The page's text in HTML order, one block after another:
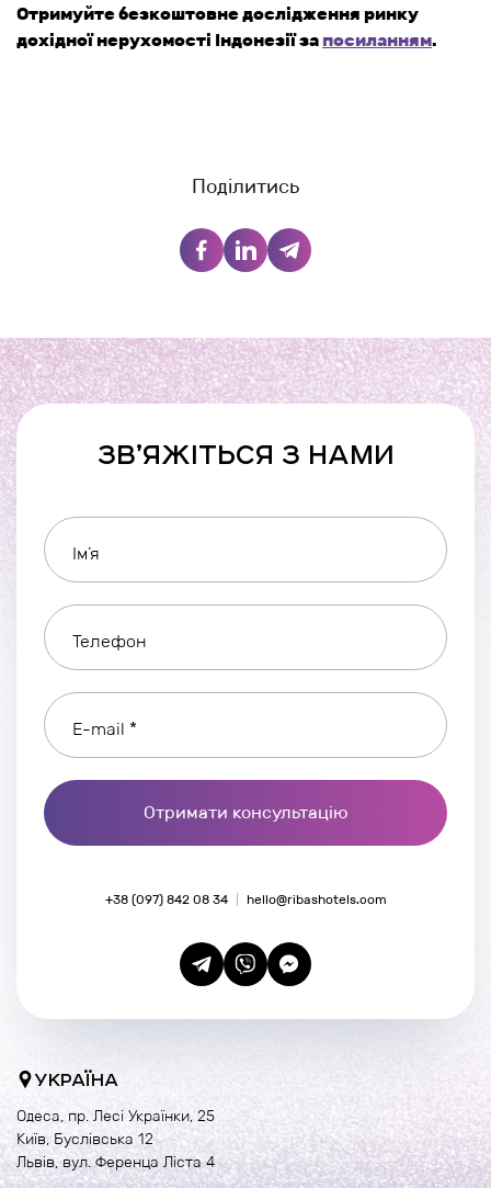
Отримуйте безкоштовне дослідження ринку
дохідної нерухомості Індонезії за посиланням.
Поділитись
ЗВ’ЯЖІТЬСЯ З НАМИ
Ім’я
Телефон
E-mail *
Отримати консультацію
+38 (097) 842 08 34 hello@ribashotels.com
УКРАЇНА
Одеса, пр. Лесі Українки, 25
Київ, Буслівська 12
Львів, вул. Ференца Ліста 4